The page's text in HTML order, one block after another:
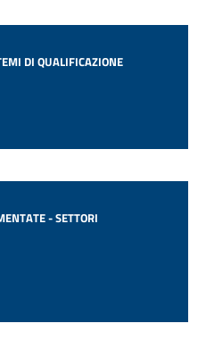
DI QUALIFICAZIONE
- SETTORI